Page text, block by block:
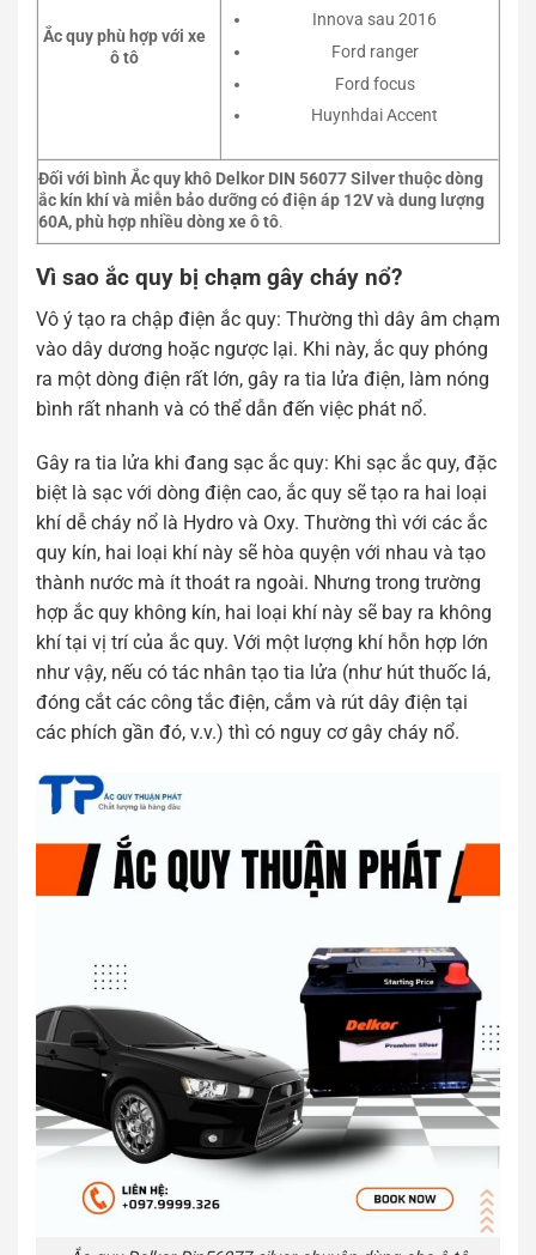
Ắc quy phù hợp với xe
ô tô
Innova sau 2016
Ford ranger
Ford focus
Huynhdai Accent
Đối với bình Ắc quy khô Delkor DIN 56077 Silver thuộc dòng
ắc kín khí và miễn bảo dưỡng có điện áp 12V và dung lượng
60A, phù hợp nhiều dòng xe ô tô.
Vì sao ắc quy bị chạm gây cháy nổ?
Vô ý tạo ra chập điện ắc quy: Thường thì dây âm chạm
vào dây dương hoặc ngược lại. Khi này, ắc quy phóng
ra một dòng điện rất lớn, gây ra tia lửa điện, làm nóng
bình rất nhanh và có thể dẫn đến việc phát nổ.
Gây ra tia lửa khi đang sạc ắc quy: Khi sạc ắc quy, đặc
biệt là sạc với dòng điện cao, ắc quy sẽ tạo ra hai loại
khí dễ cháy nổ là Hydro và Oxy. Thường thì với các ắc
quy kín, hai loại khí này sẽ hòa quyện với nhau và tạo
thành nước mà ít thoát ra ngoài. Nhưng trong trường
hợp ắc quy không kín, hai loại khí này sẽ bay ra không
khí tại vị trí của ắc quy. Với một lượng khí hỗn hợp lớn
như vậy, nếu có tác nhân tạo tia lửa (như hút thuốc lá,
đóng cắt các công tắc điện, cắm và rút dây điện tại
các phích gần đó, v.v.) thì có nguy cơ gây cháy nổ.